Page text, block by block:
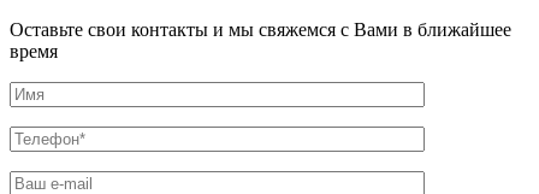
Оставьте свои контакты и мы свяжемся с Вами в ближайшее
время